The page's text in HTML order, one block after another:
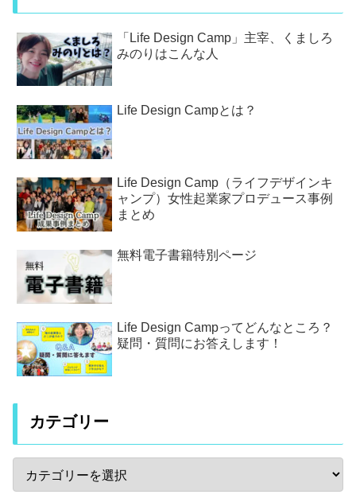
「Life Design Camp」主宰、くましろ
みのりはこんな人
Life Design Campとは？
Life Design Camp（ライフデザインキ
ャンプ）女性起業家プロデュース事例
まとめ
無料電子書籍特別ページ
Life Design Campってどんなところ？
疑問・質問にお答えします！
カテゴリー